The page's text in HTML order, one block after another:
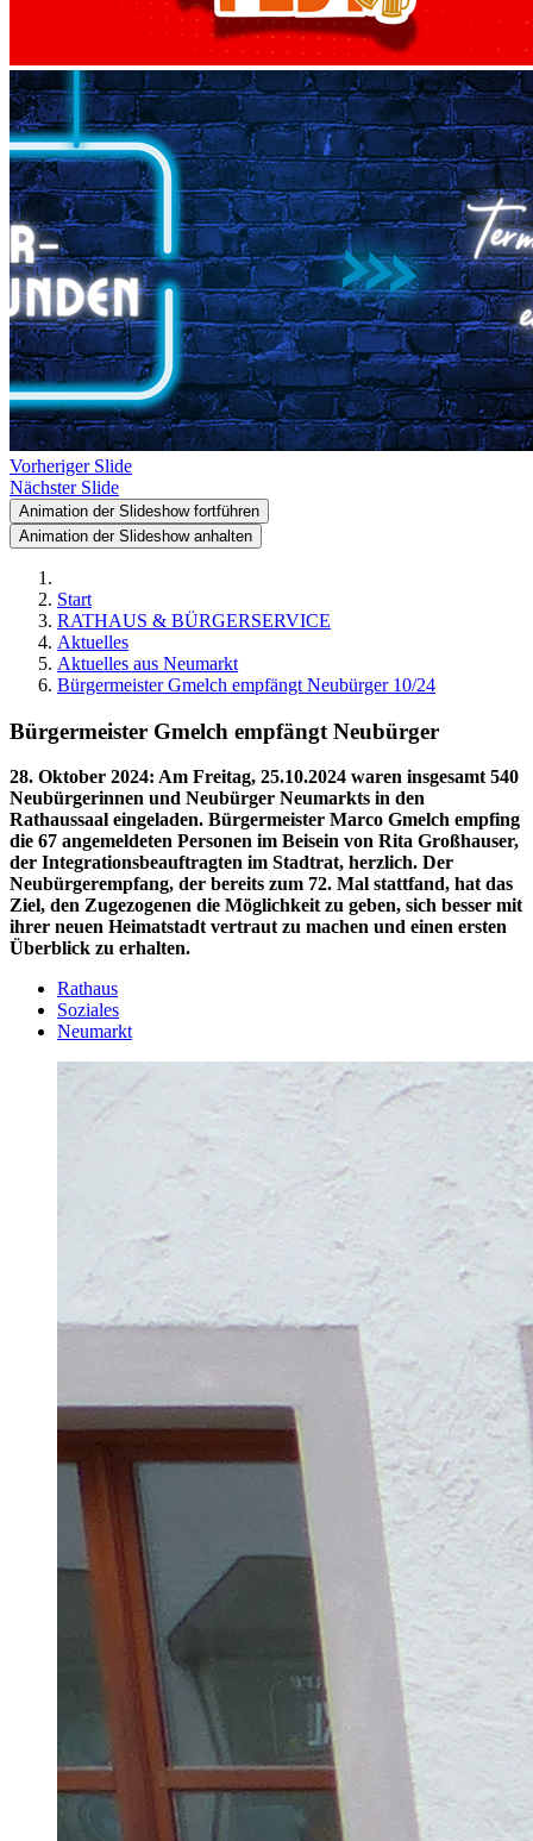
Vorheriger Slide
Nächster Slide
Animation der Slideshow fortführen
Animation der Slideshow anhalten
Start
RATHAUS & BÜRGERSERVICE
Aktuelles
Aktuelles aus Neumarkt
Bürgermeister Gmelch empfängt Neubürger 10/24
Bürgermeister Gmelch empfängt Neubürger
28. Oktober 2024: Am Freitag, 25.10.2024 waren insgesamt 540
Neubürgerinnen und Neubürger Neumarkts in den
Rathaussaal eingeladen. Bürgermeister Marco Gmelch empfing
die 67 angemeldeten Personen im Beisein von Rita Großhauser,
der Integrationsbeauftragten im Stadtrat, herzlich. Der
Neubürgerempfang, der bereits zum 72. Mal stattfand, hat das
Ziel, den Zugezogenen die Möglichkeit zu geben, sich besser mit
ihrer neuen Heimatstadt vertraut zu machen und einen ersten
Überblick zu erhalten.
Rathaus
Soziales
Neumarkt